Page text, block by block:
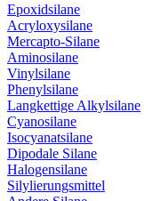
Epoxidsilane
Acryloxysilane
Mercapto-Silane
Aminosilane
Vinylsilane
Phenylsilane
Langkettige Alkylsilane
Cyanosilane
Isocyanatsilane
Dipodale Silane
Halogensilane
Silylierungsmittel